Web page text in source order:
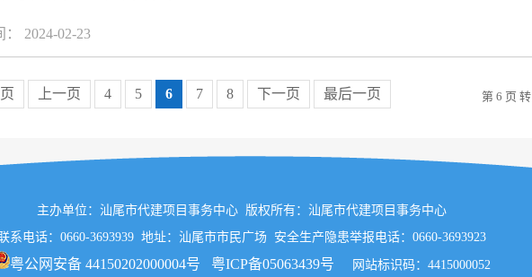
： 2024-02-23
上一页 4 5 6 7 8 下一页 最后一页 第 6 页 转
主办单位：汕尾市代建项目事务中心 版权所有：汕尾市代建项目事务中心
系电话：0660-3693939 地址：汕尾市市民广场 安全生产隐患举报电话：0660-3693923
粤公网安备 44150202000004号 粤ICP备05063439号 网站标识码：4415000052